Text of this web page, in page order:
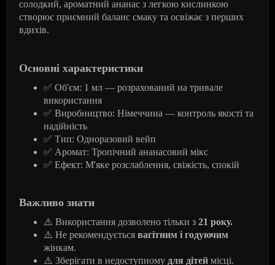
солодкий, ароматний ананас з легкою кислинкою
створює приємний баланс смаку та освіжає з перших
вдихів.
Основні характеристики
✅ Об'єм: 1 мл — розрахований на тривале
використання
✅ Виробництво: Німеччина — контроль якості та
надійність
✅ Тип: Одноразовий вейп
✅ Аромат: Тропічний ананасовий мікс
✅ Ефект: М'яке розслаблення, свіжість, спокій
Важливо знати
⚠ ️ Використання дозволено тільки з 21 року.
⚠ ️ Не рекомендується вагітним і годуючим
жінкам.
⚠ ️ Зберігати в недоступному для дітей місці.